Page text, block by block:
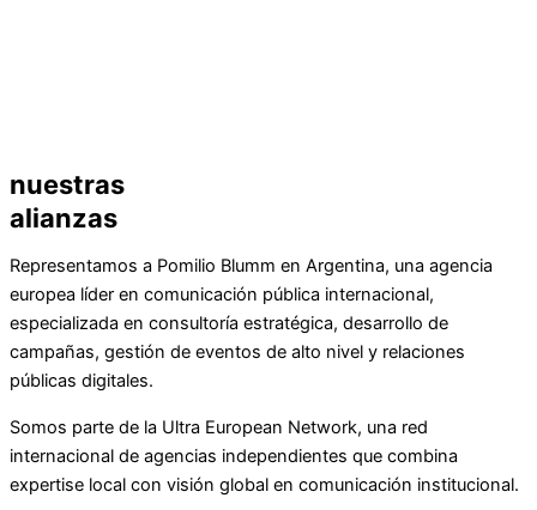
nuestras
alianzas
Representamos a Pomilio Blumm en Argentina, una agencia
europea líder en comunicación pública internacional,
especializada en consultoría estratégica, desarrollo de
campañas, gestión de eventos de alto nivel y relaciones
públicas digitales.
Somos parte de la Ultra European Network, una red
internacional de agencias independientes que combina
expertise local con visión global en comunicación institucional.